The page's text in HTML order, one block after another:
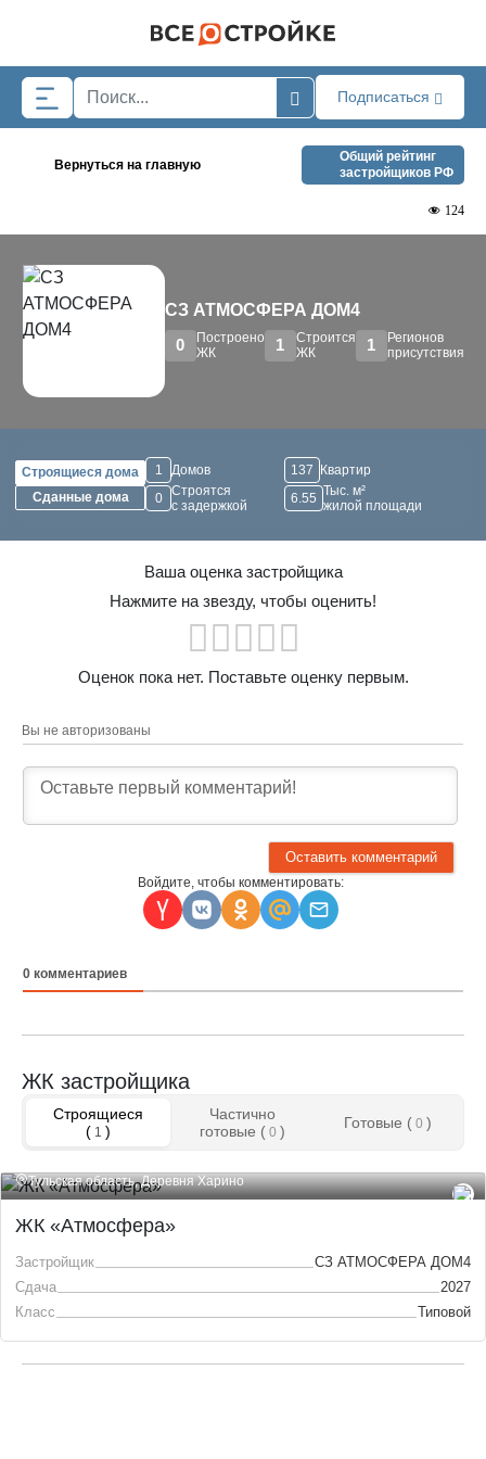
Подписаться
Вернуться на главную
Общий рейтинг
застройщиков РФ
124
СЗ АТМОСФЕРА ДОМ4
0
Построено
ЖК
1
Строится
ЖК
1
Регионов
присутствия
Строящиеся дома
Сданные дома
1
Домов
0
Строятся
с задержкой
137 Квартир
6.55 Тыс. м²
жилой площади
Ваша оценка застройщика
Нажмите на звезду, чтобы оценить!
Оценок пока нет. Поставьте оценку первым.
Вы не авторизованы
Войдите, чтобы комментировать:
0 комментариев
ЖК застройщика
Строящиеся
( 1 )
Частично
готовые ( 0 ) Готовые ( 0 )
Тульская область, Деревня Харино
ЖК «Атмосфера»
Застройщик
СЗ АТМОСФЕРА ДОМ4
Сдача
2027
Класс
Типовой